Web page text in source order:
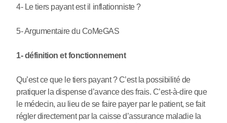
4- Le tiers payant est il inflationniste ?
5- Argumentaire du CoMeGAS
1- définition et fonctionnement
Qu’est ce que le tiers payant ? C’est la possibilité de
pratiquer la dispense d’avance des frais. C’est-à-dire que
le médecin, au lieu de se faire payer par le patient, se fait
régler directement par la caisse d’assurance maladie la